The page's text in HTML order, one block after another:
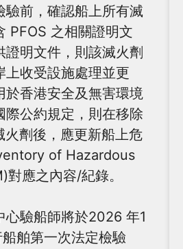
驗前，確認船上所有滅
PFOS 之相關證明文
證明文件，則該滅火劑
上收受設施處理並更
於香港安全及無害環境
際公約規定，則在移除
火劑後，應更新船上危
of Hazardous
應之內容/紀錄。
心驗船師將於2026 年1
舶第一次法定檢驗